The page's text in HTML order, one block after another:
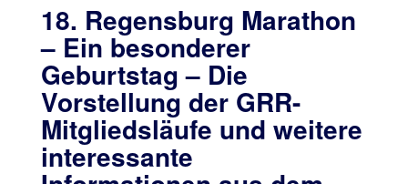
18. Regensburg Marathon
– Ein besonderer
Geburtstag – Die
Vorstellung der GRR-
Mitgliedsläufe und weitere
interessante